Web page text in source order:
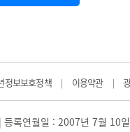
정보보호정책 | 이용약관 |
록연월일 : 2007년 7월 10